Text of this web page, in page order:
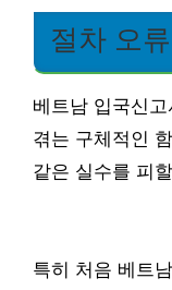
절차 오
베트남 입국신
겪는 구체적인
같은 실수를 피
특히 처음 베트